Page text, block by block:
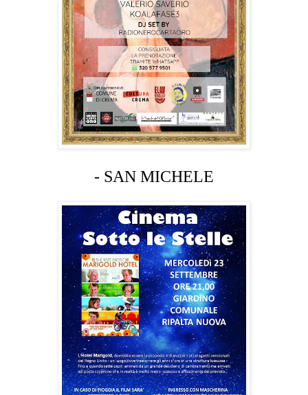
- SAN MICHELE